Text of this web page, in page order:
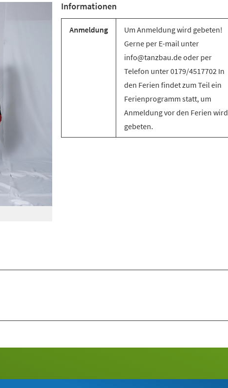
Informationen
Anmeldung
Um Anmeldung wird gebeten!
Gerne per E-mail unter
info@tanzbau.de oder per
Telefon unter 0179/4517702 In
den Ferien findet zum Teil ein
Ferienprogramm statt, um
Anmeldung vor den Ferien wird
gebeten.